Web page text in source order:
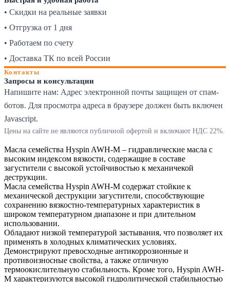
• Скидки на реальные заявки
• Отгрузка от 1 дня
• Работаем по счету
• Доставка ТК по всей России
Контакты
Запросы и консультации
Напишите нам: Адрес электронной почты защищен от спам-
ботов. Для просмотра адреса в браузере должен быть включен
Javascript.
Цены на сайте не являются публичной офертой и включают НДС 22%.
Масла семейства Hyspin AWH-M – гидравлические масла c
высоким индексом вязкости, содержащие в составе
загустители с высокой устойчивостью к механичекой
деструкции.
Масла семейства Hyspin AWH-M содержат стойкие к
механической деструкции загустители, способствующие
сохранению вязкостно-температурных характеристик в
широком температурном диапазоне и при длительном
использовании.
Обладают низкой температурой застывания, что позволяет их
применять в холодных климатических условиях.
Демонстрируют превосходные антикоррозионные и
противоизносные свойства, а также отличную
термоокислительную стабильность. Кроме того, Hyspin AWH-
M характеризуются высокой гидролитической стабильностью